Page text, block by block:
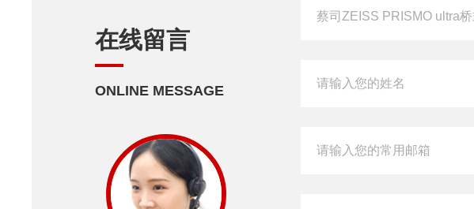
在线留言
ONLINE MESSAGE